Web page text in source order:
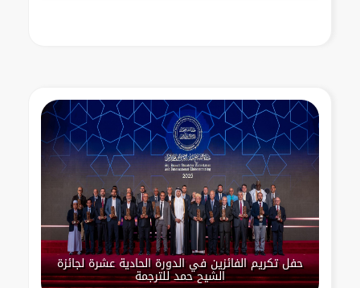
حفل تكريم الفائزين في الدورة الحادية عشرة لجائزة
الشيح حمد للترجمة